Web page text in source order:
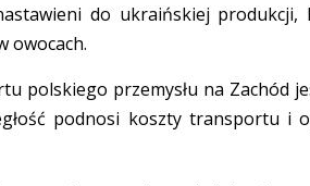
do ukraińskiej
owocach.
polskiego przemysłu na Zachód
podnosi koszty transportu i